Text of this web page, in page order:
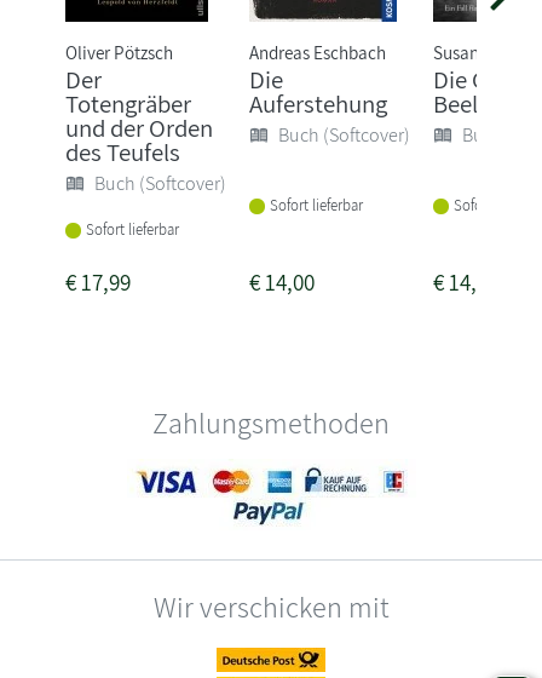
Oliver Pötzsch
Der
Totengräber
und der Orden
des Teufels
Buch (Softcover)
Sofort lieferbar
€17,99
Andreas Eschbach
Die
Auferstehung
Buch (Softcover)
Sofort lieferbar
€14,00
Susanne Goga
Die
Beelitz
Buch
Sofort
€14,00
Zahlungsmethoden
Wir verschicken mit